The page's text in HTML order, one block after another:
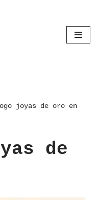
joyas de oro en
de